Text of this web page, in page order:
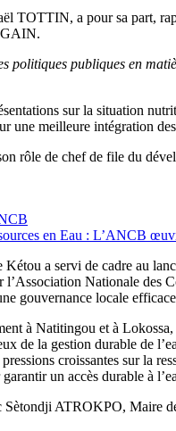
TOTTIN, a pour sa part,
GAIN.
politiques publiques en
sur la situation
une meilleure intégration
rôle de chef de file du
a servi de cadre au
Nationale des
gouvernance locale
à Natitingou et à
de la gestion durable de
croissantes sur la
un accès durable à
ATROKPO, Maire